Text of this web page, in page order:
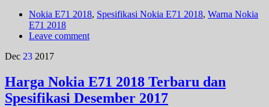
Nokia E71 2018, Spesifikasi Nokia E71 2018, Warna Nokia
E71 2018
Leave comment
Dec 23 2017
Harga Nokia E71 2018 Terbaru dan
Spesifikasi Desember 2017